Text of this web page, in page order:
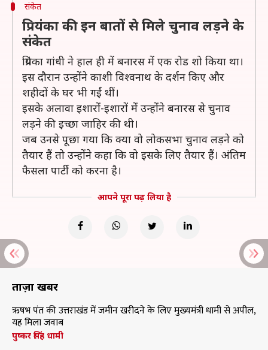
संकेत
प्रियंका की इन बातों से मिले चुनाव लड़ने के
संकेत
प्रियंका गांधी ने हाल ही में बनारस में एक रोड शो किया था।
इस दौरान उन्होंने काशी विश्वनाथ के दर्शन किए और
शहीदों के घर भी गईं थीं।
इसके अलावा इशारों-इशारों में उन्होंने बनारस से चुनाव
लड़ने की इच्छा जाहिर की थी।
जब उनसे पूछा गया कि क्या वो लोकसभा चुनाव लड़ने को
तैयार हैं तो उन्होंने कहा कि वो इसके लिए तैयार हैं। अंतिम
फैसला पार्टी को करना है।
आपने पूरा पढ़ लिया है
ताज़ा खबरें
ऋषभ पंत की उत्तराखंड में जमीन खरीदने के लिए मुख्यमंत्री धामी से अपील,
यह मिला जवाब
पुष्कर सिंह धामी